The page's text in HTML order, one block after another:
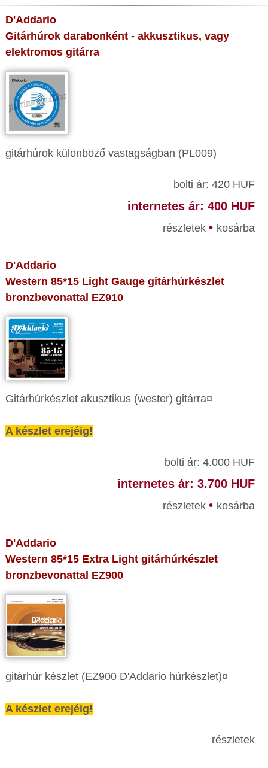
D'Addario
Gitárhúrok darabonként - akkusztikus, vagy
elektromos gitárra
gitárhúrok különböző vastagságban (PL009)
bolti ár: 420 HUF
internetes ár: 400 HUF
részletek • kosárba
D'Addario
Western 85*15 Light Gauge gitárhúrkészlet
bronzbevonattal EZ910
Gitárhúrkészlet akusztikus (wester) gitárra¤
A készlet erejéig!
bolti ár: 4.000 HUF
internetes ár: 3.700 HUF
részletek • kosárba
D'Addario
Western 85*15 Extra Light gitárhúrkészlet
bronzbevonattal EZ900
gitárhúr készlet (EZ900 D'Addario húrkészlet)¤
A készlet erejéig!
részletek